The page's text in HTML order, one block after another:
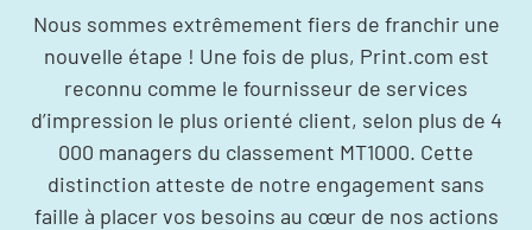
Nous sommes extrêmement fiers de franchir une
nouvelle étape ! Une fois de plus, Print.com est
reconnu comme le fournisseur de services
d’impression le plus orienté client, selon plus de 4
000 managers du classement MT1000. Cette
distinction atteste de notre engagement sans
faille à placer vos besoins au cœur de nos actions